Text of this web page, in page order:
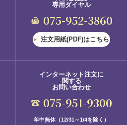
専用ダイヤル
075-952-3860
注文用紙(PDF)はこちら
インターネット注文に
関する
お問い合わせ
075-951-9300
年中無休（12/31～1/4を除く）